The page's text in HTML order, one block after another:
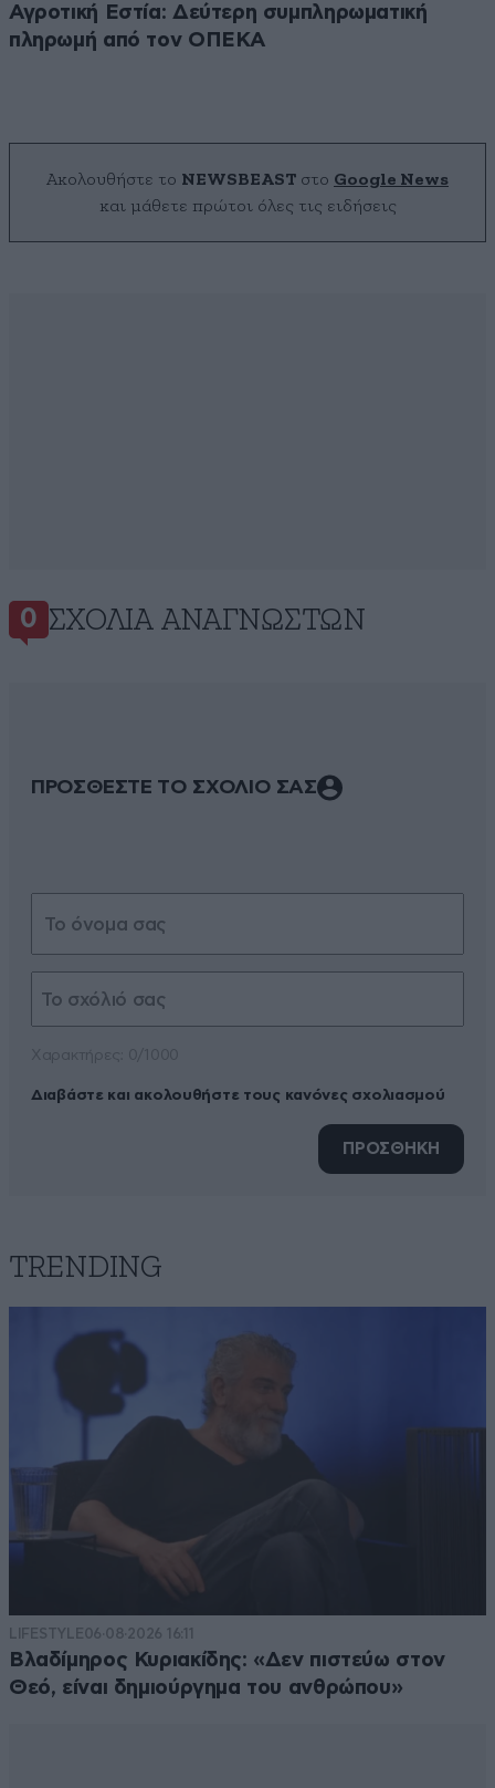
Αγροτική Εστία: Δεύτερη συμπληρωματική
πληρωμή από τον ΟΠΕΚΑ
Ακολουθήστε το NEWSBEAST στο Google News
και μάθετε πρώτοι όλες τις ειδήσεις
0 ΣΧΌΛΙΑ ΑΝΑΓΝΩΣΤΏΝ
ΠΡΟΣΘΕΣΤΕ ΤΟ ΣΧΟΛΙΟ ΣΑΣ
Διαβάστε και ακολουθήστε τους κανόνες σχολιασμού
ΠΡΟΣΘΗΚΗ
TRENDING
LIFESTYLE06·08·2026 16:11
Βλαδίμηρος Κυριακίδης: «Δεν πιστεύω στον
Θεό, είναι δημιούργημα του ανθρώπου»